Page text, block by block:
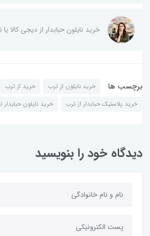
خرید نایلون حبابدار از دیجی کالا یا
برچسب ها خرید نایلون از ترب
خرید از ترب
خرید پلاستیک حبابدار از ترب
خرید نایلون حبابدار
دیدگاه خود را بنویسید